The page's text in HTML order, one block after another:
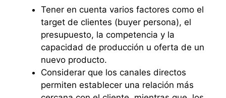
Tener en cuenta varios factores como el
target de clientes (buyer persona), el
presupuesto, la competencia y la
capacidad de producción u oferta de un
nuevo producto.
Considerar que los canales directos
permiten establecer una relación más